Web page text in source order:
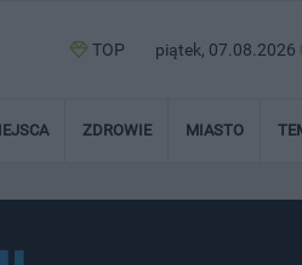
TOP piątek, 07.08.2026
ZDROWIE MIASTO